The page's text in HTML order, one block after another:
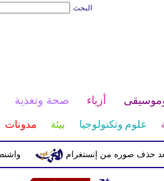
البحث
أزياء صحة وتغذية
علوم وتكنولوجيا بيئة مدونات
واشنطن صوره من إنستغرام